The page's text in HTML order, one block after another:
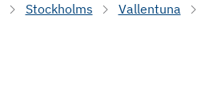
Stockholms Vallentuna